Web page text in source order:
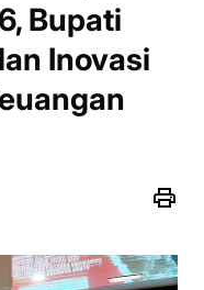
Bupati
Inovasi